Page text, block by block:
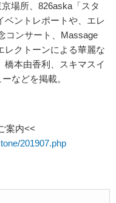
場所、826aska「スタ
ベントレポートや、エレ
コンサート、Massage
レクトーンによる華麗な
橋本由香利、スキマスイ
などを掲載。
案内<<
201907.php